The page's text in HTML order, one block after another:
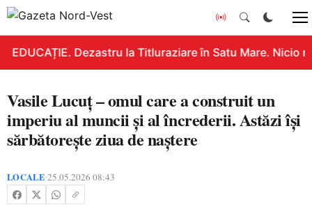
EDUCAȚIE. Dezastru la Titluraziare în Satu Mare. Nicio
Vasile Lucuț – omul care a construit un
imperiu al muncii și al încrederii. Astăzi își
sărbătorește ziua de naștere
LOCALE•25.05.2026 08:43